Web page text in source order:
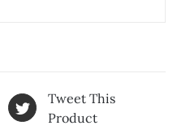
Tweet This
Product